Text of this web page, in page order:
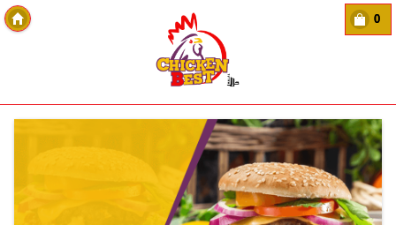
0
Copyright Des-click